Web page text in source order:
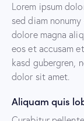
Lorem ipsum
sed diam
dolore magna
eos et accusam
kasd gubergren,
dolor sit amet.
Aliquam quis